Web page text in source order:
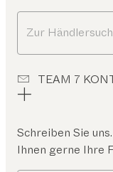
Zur
TEAM 7
Schreiben Sie
Ihnen gerne Ihre